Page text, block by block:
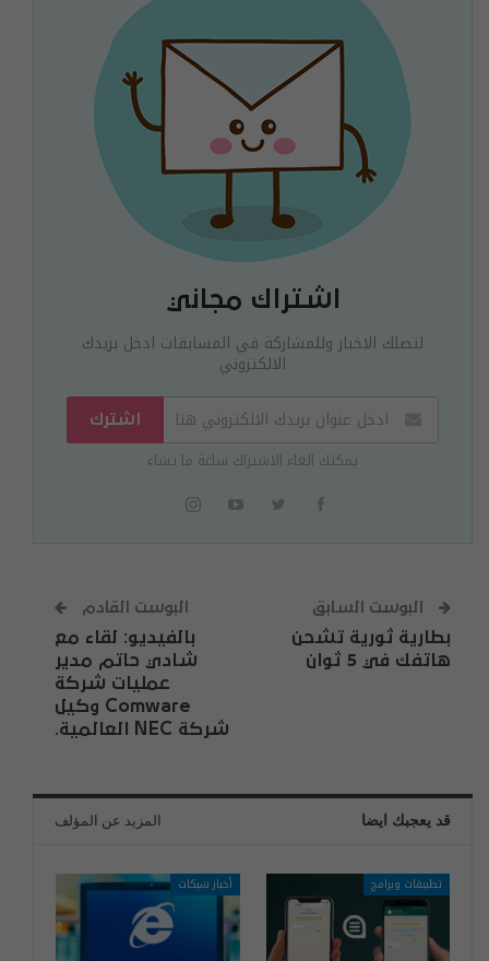
اشتراك مجاني
لتصلك الاخبار وللمشاركة في المسابقات ادخل بريدك
الالكتروني
اشترك
يمكنك الغاء الاشتراك ساعة ما تشاء
البوست السابق
بطارية ثورية تشحن
هاتفك في 5 ثوان
البوست القادم
بالفيديو: لقاء مع
شادي حاتم مدير
عمليات شركة
Comware وكيل
شركة NEC العالمية.
قد يعجبك ايضا المزيد عن المؤلف
تطبيقات وبرامج أخبار شبكات